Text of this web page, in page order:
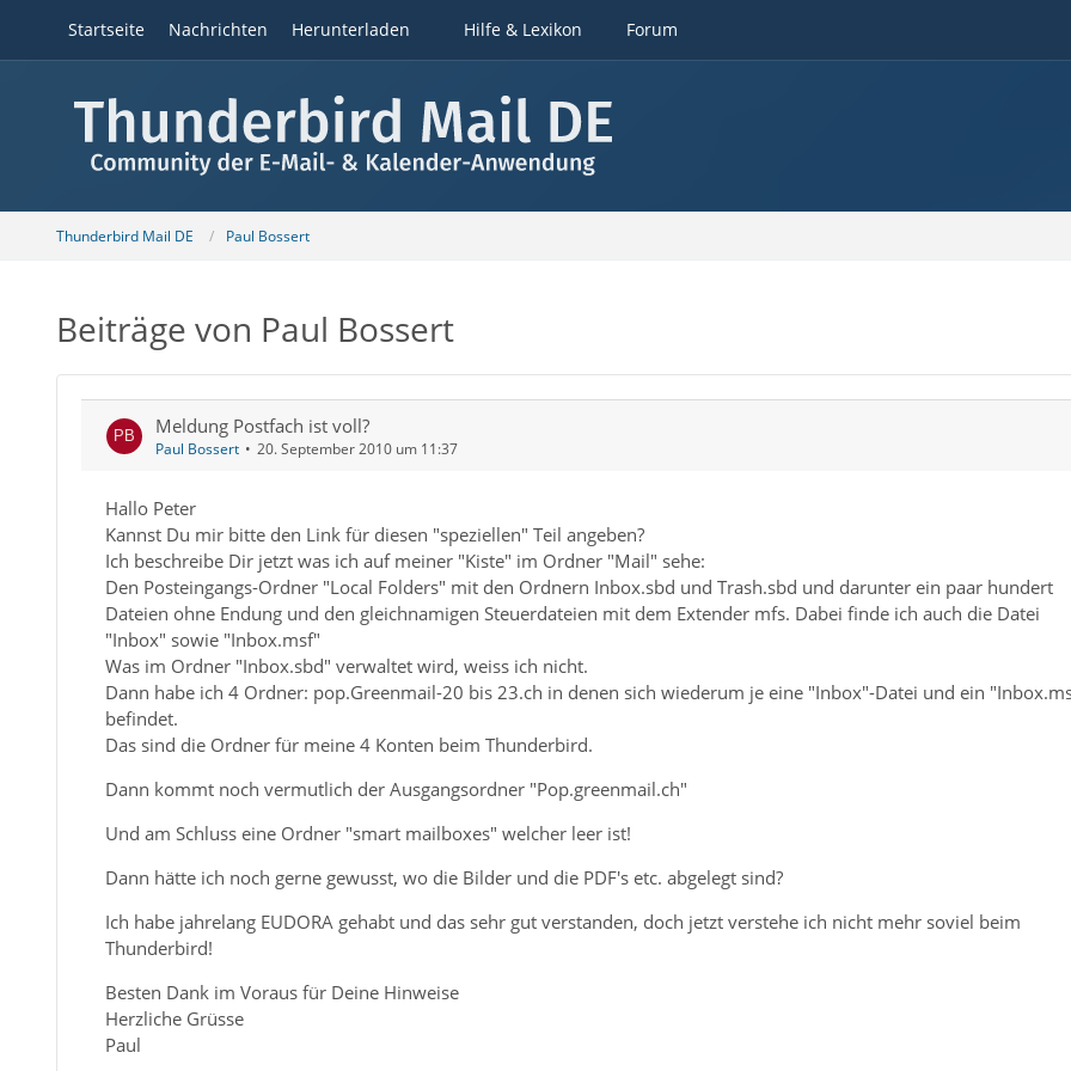
Startseite Nachrichten Herunterladen Hilfe & Lexikon Forum
Thunderbird Mail DE Paul Bossert
Beiträge von Paul Bossert
Meldung Postfach ist voll?
Paul Bossert 20. September 2010 um 11:37
Hallo Peter
Kannst Du mir bitte den Link für diesen "speziellen" Teil angeben?
Ich beschreibe Dir jetzt was ich auf meiner "Kiste" im Ordner "Mail" sehe:
Den Posteingangs-Ordner "Local Folders" mit den Ordnern Inbox.sbd und Trash.sbd und darunter ein paar hundert
Dateien ohne Endung und den gleichnamigen Steuerdateien mit dem Extender mfs. Dabei finde ich auch die Datei
"Inbox" sowie "Inbox.msf"
Was im Ordner "Inbox.sbd" verwaltet wird, weiss ich nicht.
Dann habe ich 4 Ordner: pop.Greenmail-20 bis 23.ch in denen sich wiederum je eine "Inbox"-Datei und ein
befindet.
Das sind die Ordner für meine 4 Konten beim Thunderbird.
Dann kommt noch vermutlich der Ausgangsordner "Pop.greenmail.ch"
Und am Schluss eine Ordner "smart mailboxes" welcher leer ist!
Dann hätte ich noch gerne gewusst, wo die Bilder und die PDF's etc. abgelegt sind?
Ich habe jahrelang EUDORA gehabt und das sehr gut verstanden, doch jetzt verstehe ich nicht mehr soviel beim
Thunderbird!
Besten Dank im Voraus für Deine Hinweise
Herzliche Grüsse
Paul